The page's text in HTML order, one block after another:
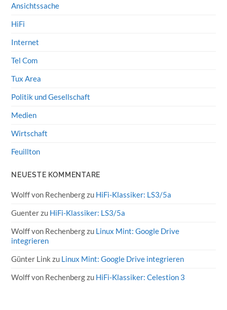
Ansichtssache
HiFi
Internet
Tel Com
Tux Area
Politik und Gesellschaft
Medien
Wirtschaft
Feuillton
NEUESTE KOMMENTARE
Wolff von Rechenbergzu HiFi-Klassiker: LS3/5a
Guenterzu HiFi-Klassiker: LS3/5a
Wolff von Rechenbergzu Linux Mint: Google Drive
integrieren
Günter Link zu Linux Mint: Google Drive integrieren
Wolff von Rechenbergzu HiFi-Klassiker: Celestion 3